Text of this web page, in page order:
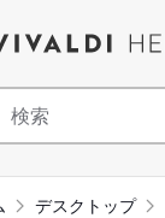
デスクトップ